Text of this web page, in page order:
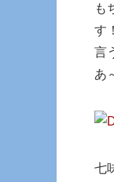
も
す！
言
あ
七